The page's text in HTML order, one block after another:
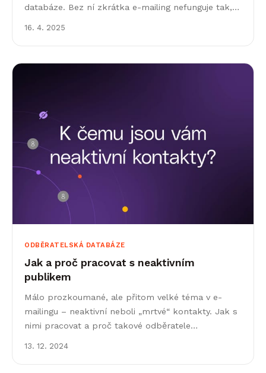
databáze. Bez ní zkrátka e-mailing nefunguje tak,
16. 4. 2025
ODBĚRATELSKÁ DATABÁZE
Jak a proč pracovat s neaktivním
publikem
Málo prozkoumané, ale přitom velké téma v e-
mailingu – neaktivní neboli „mrtvé“ kontakty. Jak s
nimi pracovat a proč takové odběratele
13. 12. 2024